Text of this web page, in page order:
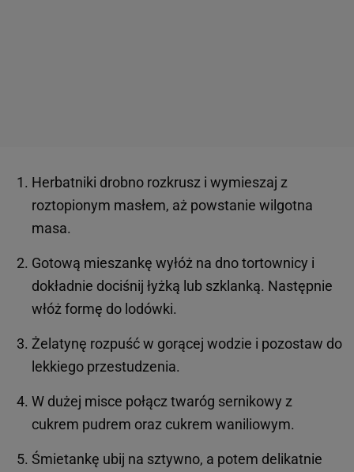
Herbatniki drobno rozkrusz i wymieszaj z
roztopionym masłem, aż powstanie wilgotna
masa.
Gotową mieszankę wyłóż na dno tortownicy i
dokładnie dociśnij łyżką lub szklanką. Następnie
włóż formę do lodówki.
Żelatynę rozpuść w gorącej wodzie i pozostaw do
lekkiego przestudzenia.
W dużej misce połącz twaróg sernikowy z
cukrem pudrem oraz cukrem waniliowym.
Śmietankę ubij na sztywno, a potem delikatnie